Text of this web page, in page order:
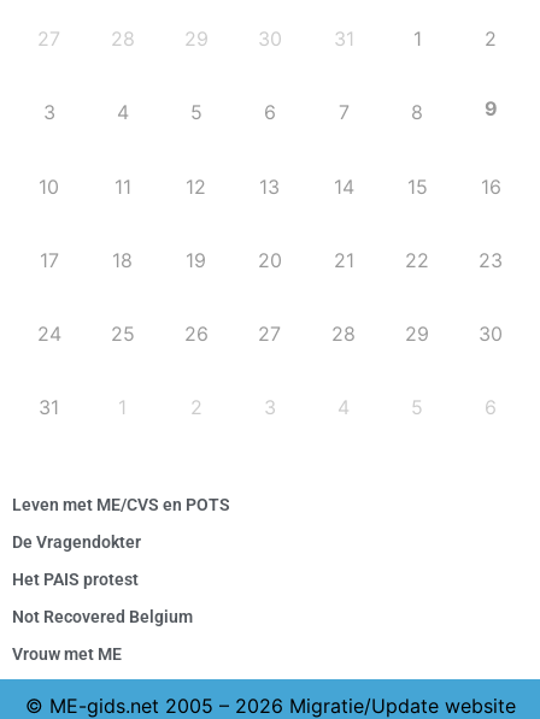
27 28 29 30 31 1 2
3 4 5 6 7 8 9
10 11 12 13 14 15 16
17 18 19 20 21 22 23
24 25 26 27 28 29 30
31 1 2 3 4 5 6
Leven met ME/CVS en POTS
De Vragendokter
Het PAIS protest
Not Recovered Belgium
Vrouw met ME
© ME-gids.net 2005 – 2026 Migratie/Update website